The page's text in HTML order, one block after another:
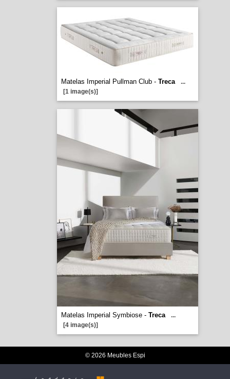
Matelas Imperial Pullman Club - Treca
...
[1 image(s)]
Matelas Imperial Symbiose - Treca
...
[4 image(s)]
© 2026 Meubles Espi